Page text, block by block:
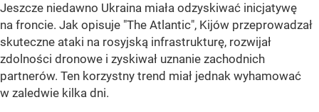
Jeszcze niedawno Ukraina miała odzyskiwać inicjatywę
na froncie. Jak opisuje "The Atlantic", Kijów przeprowadzał
skuteczne ataki na rosyjską infrastrukturę, rozwijał
zdolności dronowe i zyskiwał uznanie zachodnich
partnerów. Ten korzystny trend miał jednak wyhamować
w zaledwie kilka dni.